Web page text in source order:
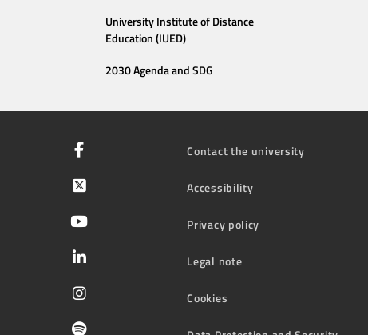
University Institute of Distance
Education (IUED)
2030 Agenda and SDG
Contact the university
Accessibility
Privacy policy
Legal note
Cookies